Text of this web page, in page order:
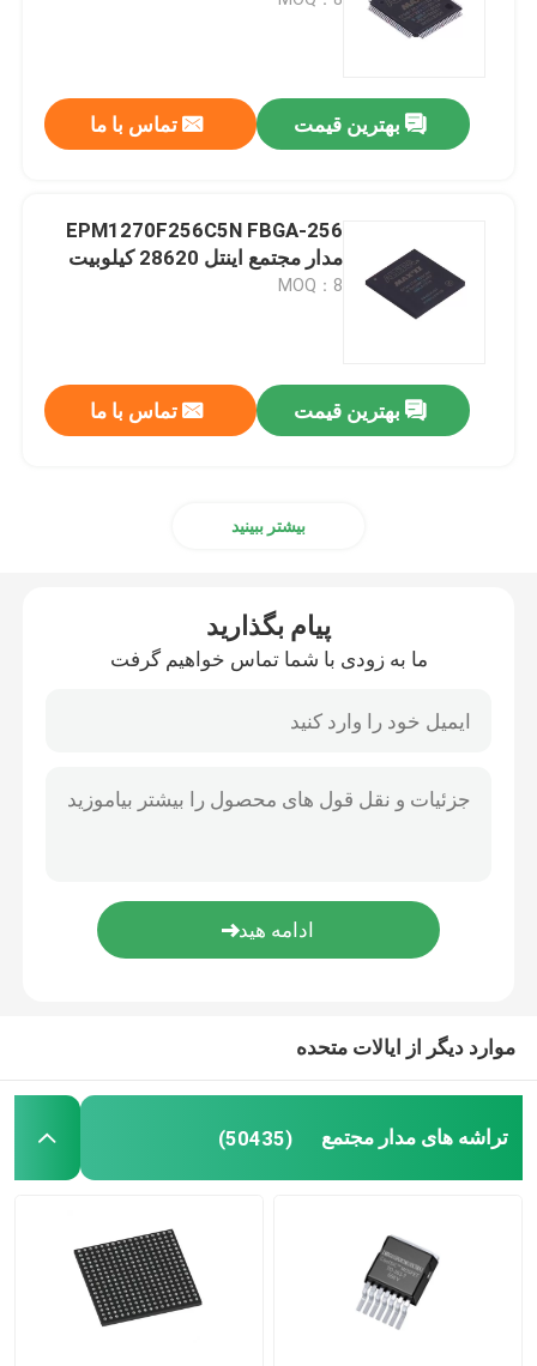
مدار مجتمع ST
تراشه آی سی NXP
تراشه آی سی ترانزیستور
خازن های قطعات الکترونیکی
ماژول حافظه
نمایشگر LCD آیفون
نمایشگر LCD گوشی موبایل
بهترین قیمت تماس با ما
EPM1270F256C5N FBGA-256
مدار مجتمع اینتل 28620 کیلوبیت
MOQ：8
بهترین قیمت تماس با ما
بیشتر ببینید
پیام بگذارید
ما به زودی با شما تماس خواهیم گرفت
موارد دیگر از ایالات متحده
تراشه های مدار مجتمع (50435)